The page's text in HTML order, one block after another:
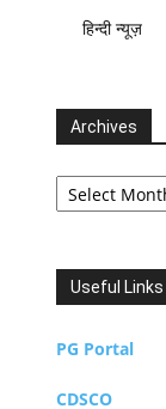
हिन्दी न्यूज़
Archives
Archives
Useful Links
PG Portal
CDSCO